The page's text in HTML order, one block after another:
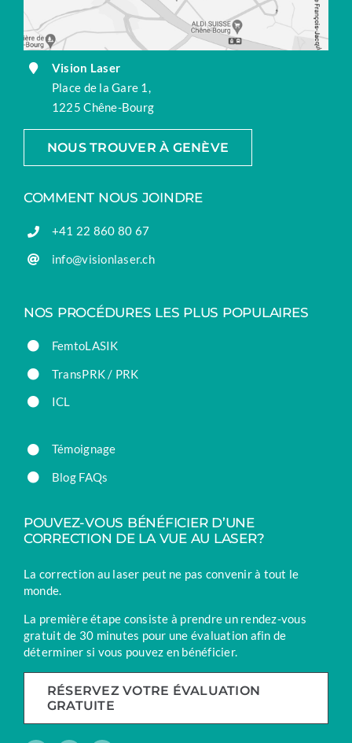
Vision Laser
Place de la Gare 1,
1225 Chêne-Bourg
NOUS TROUVER À GENÈVE
COMMENT NOUS JOINDRE
+41 22 860 80 67
info@visionlaser.ch
NOS PROCÉDURES LES PLUS POPULAIRES
FemtoLASIK
TransPRK / PRK
ICL
Témoignage
Blog FAQs
POUVEZ-VOUS BÉNÉFICIER D’UNE
CORRECTION DE LA VUE AU LASER?
La correction au laser peut ne pas convenir à tout le
monde.
La première étape consiste à prendre un rendez-vous
gratuit de 30 minutes pour une évaluation afin de
déterminer si vous pouvez en bénéficier.
RÉSERVEZ VOTRE ÉVALUATION
GRATUITE